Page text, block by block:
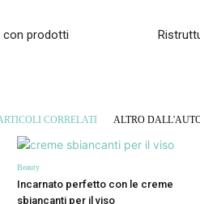
con prodotti
CORRELATI ALTRO
Beauty
Incarnato perfetto con le creme
sbiancanti per il viso